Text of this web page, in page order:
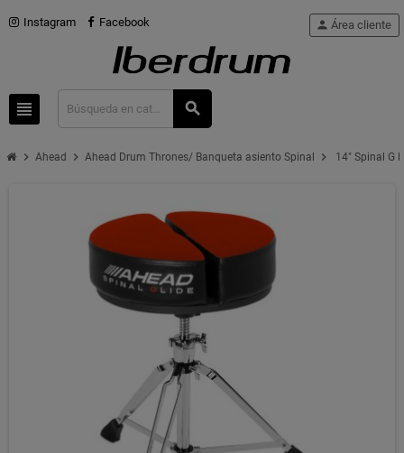
Instagram Facebook
view_headline search
person Área cliente
chevron_right Ahead chevron_right Ahead Drum Thrones/ Banqueta asiento Spinal chevron_right 14" Spinal G